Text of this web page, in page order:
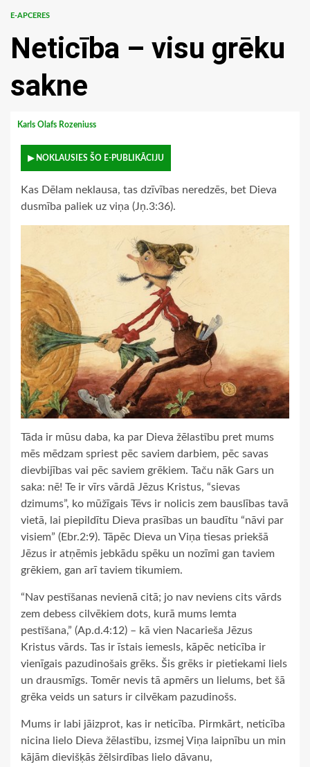
E-APCERES
Neticība – visu grēku
sakne
Karls Olafs Rozeniuss
▶ NOKLAUSIES ŠO E-PUBLIKĀCIJU
Kas Dēlam neklausa, tas dzīvības neredzēs, bet Dieva
dusmība paliek uz viņa (Jņ.3:36).
Tāda ir mūsu daba, ka par Dieva žēlastību pret mums
mēs mēdzam spriest pēc saviem darbiem, pēc savas
dievbijības vai pēc saviem grēkiem. Taču nāk Gars un
saka: nē! Te ir vīrs vārdā Jēzus Kristus, “sievas
dzimums”, ko mūžīgais Tēvs ir nolicis zem bauslības tavā
vietā, lai piepildītu Dieva prasības un baudītu “nāvi par
visiem” (Ebr.2:9). Tāpēc Dieva un Viņa tiesas priekšā
Jēzus ir atņēmis jebkādu spēku un nozīmi gan taviem
grēkiem, gan arī taviem tikumiem.
“Nav pestīšanas nevienā citā; jo nav neviens cits vārds
zem debess cilvēkiem dots, kurā mums lemta
pestīšana,” (Ap.d.4:12) – kā vien Nacarieša Jēzus
Kristus vārds. Tas ir īstais iemesls, kāpēc neticība ir
vienīgais pazudinošais grēks. Šis grēks ir pietiekami liels
un drausmīgs. Tomēr nevis tā apmērs un lielums, bet šā
grēka veids un saturs ir cilvēkam pazudinošs.
Mums ir labi jāizprot, kas ir neticība. Pirmkārt, neticība
nicina lielo Dieva žēlastību, izsmej Viņa laipnību un min
kājām dievišķās žēlsirdības lielo dāvanu,